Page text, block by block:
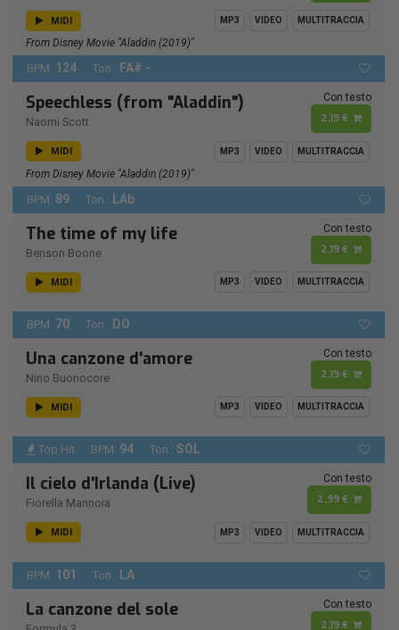
MIDI MP3 VIDEO MULTITRACCIA
From Disney Movie "Aladdin (2019)"
BPM: 124 Ton.: FA# -
Speechless (from "Aladdin")
Naomi Scott
Con testo
2,19 €
MIDI MP3 VIDEO MULTITRACCIA
From Disney Movie "Aladdin (2019)"
BPM: 89 Ton.: LAb
The time of my life
Benson Boone
Con testo
2,19 €
MIDI MP3 VIDEO MULTITRACCIA
BPM: 70 Ton.: DO
Una canzone d'amore
Nino Buonocore
Con testo
2,19 €
MIDI MP3 VIDEO MULTITRACCIA
Top Hit BPM: 94 Ton.: SOL
Il cielo d'Irlanda (Live)
Fiorella Mannoia
Con testo
2,99 €
MIDI MP3 VIDEO MULTITRACCIA
BPM: 101 Ton.: LA
La canzone del sole Con testo
2,19 €